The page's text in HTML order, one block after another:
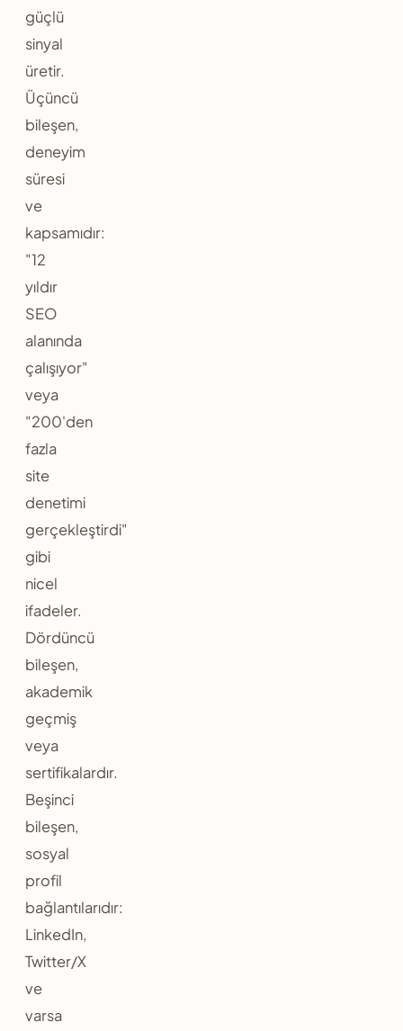
güçlü
sinyal
üretir.
Üçüncü
bileşen,
deneyim
süresi
ve
kapsamıdır:
"12
yıldır
SEO
alanında
çalışıyor"
veya
"200'den
fazla
site
denetimi
gerçekleştirdi"
gibi
nicel
ifadeler.
Dördüncü
bileşen,
akademik
geçmiş
veya
sertifikalardır.
Beşinci
bileşen,
sosyal
profil
bağlantılarıdır:
LinkedIn,
Twitter/X
ve
varsa